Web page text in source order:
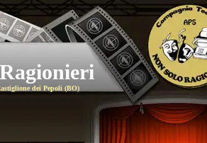
dei Pepoli (BO)